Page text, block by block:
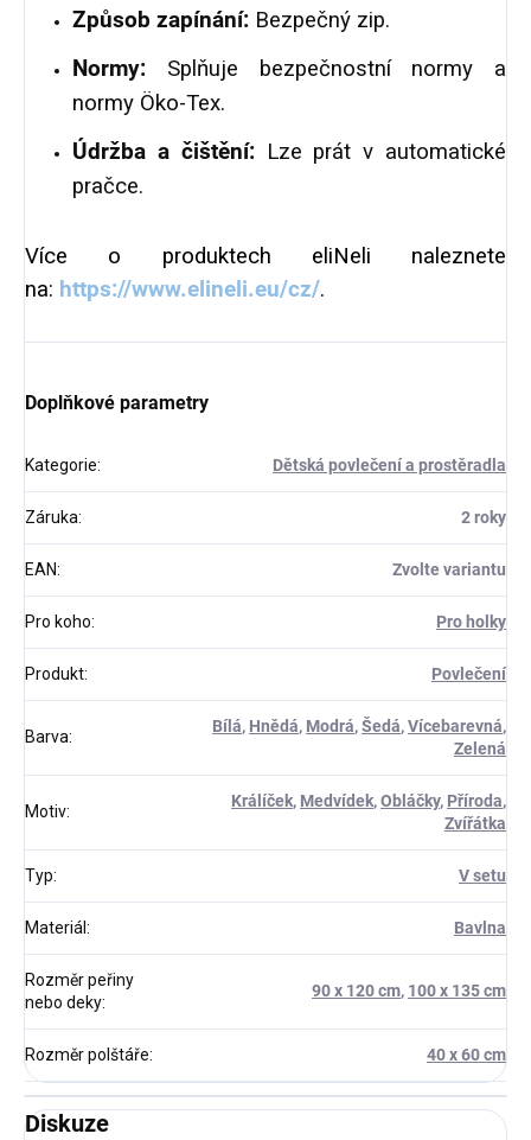
Způsob zapínání: Bezpečný zip.
Normy: Splňuje bezpečnostní normy a
normy Öko-Tex.
Údržba a čištění:Lze prát v automatické
pračce.
Více o produktech eliNeli naleznete
na: https://www.elineli.eu/cz/.
Doplňkové parametry
Kategorie: Dětská povlečení a prostěradla
Záruka: 2 roky
EAN: Zvolte variantu
Pro koho: Pro holky
Produkt: Povlečení
Barva:
Bílá, Hnědá, Modrá,Šedá,Vícebarevná,
Zelená
Motiv:
Králíček, Medvídek,Obláčky, Příroda,
Zvířátka
Typ: V setu
Materiál: Bavlna
Rozměr peřiny
nebo deky:
90 x 120 cm, 100 x 135 cm
Rozměr polštáře: 40 x 60 cm
Diskuze